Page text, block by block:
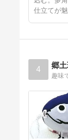
仕立てが
4 郷
趣味